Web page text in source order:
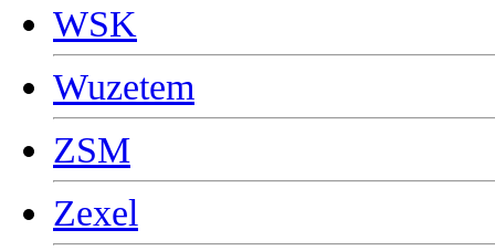
WSK
Wuzetem
ZSM
Zexel